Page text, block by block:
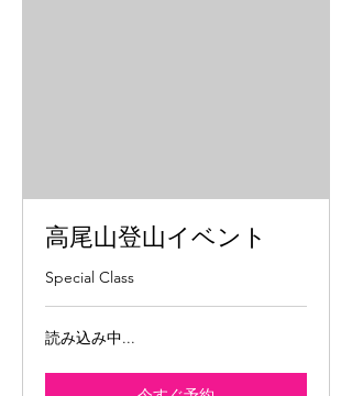
高尾山登山イベント
Special Class
読み込み中...